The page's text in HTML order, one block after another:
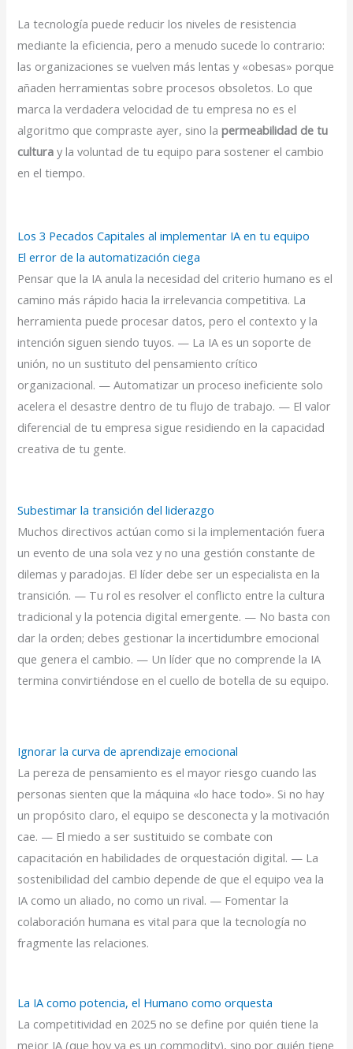
La tecnología puede reducir los niveles de resistencia
mediante la eficiencia, pero a menudo sucede lo contrario:
las organizaciones se vuelven más lentas y «obesas» porque
añaden herramientas sobre procesos obsoletos. Lo que
marca la verdadera velocidad de tu empresa no es el
algoritmo que compraste ayer, sino lapermeabilidad de tu
cultura y la voluntad de tu equipo para sostener el cambio
en el tiempo.
Los 3 Pecados Capitales al implementar IA en tu equipo
El error de la automatización ciega
Pensar que la IA anula la necesidad del criterio humano es el
camino más rápido hacia la irrelevancia competitiva. La
herramienta puede procesar datos, pero el contexto y la
intención siguen siendo tuyos. — La IA es un soporte de
unión, no un sustituto del pensamiento crítico
organizacional. — Automatizar un proceso ineficiente solo
acelera el desastre dentro de tu flujo de trabajo. — El valor
diferencial de tu empresa sigue residiendo en la capacidad
creativa de tu gente.
Subestimar la transición del liderazgo
Muchos directivos actúan como si la implementación fuera
un evento de una sola vez y no una gestión constante de
dilemas y paradojas. El líder debe ser un especialista en la
transición. — Tu rol es resolver el conflicto entre la cultura
tradicional y la potencia digital emergente. — No basta con
dar la orden; debes gestionar la incertidumbre emocional
que genera el cambio. — Un líder que no comprende la IA
termina convirtiéndose en el cuello de botella de su equipo.
Ignorar la curva de aprendizaje emocional
La pereza de pensamiento es el mayor riesgo cuando las
personas sienten que la máquina «lo hace todo». Si no hay
un propósito claro, el equipo se desconecta y la motivación
cae. — El miedo a ser sustituido se combate con
capacitación en habilidades de orquestación digital. — La
sostenibilidad del cambio depende de que el equipo vea la
IA como un aliado, no como un rival. — Fomentar la
colaboración humana es vital para que la tecnología no
fragmente las relaciones.
La IA como potencia, el Humano como orquesta
La competitividad en 2025 no se define por quién tiene la
mejor IA (que hoy ya es un commodity), sino por quién tiene